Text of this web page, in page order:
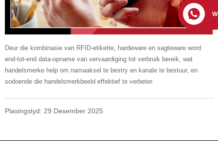
Deur die kombinasie van RFID-etikette, hardeware en sagteware word
end-tot-end data-opname van vervaardiging tot verbruik bereik, wat
handelsmerke help om namaaksel te bestry en kanale te bestuur, en
sodoende die handelsmerkbeeld effektief te verbeter.
Plasingstyd: 29 Desember 2025